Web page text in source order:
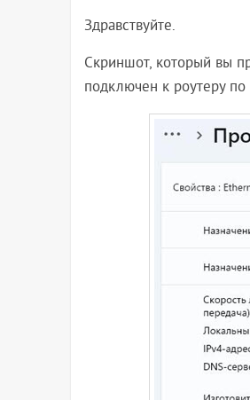
Здравствуйте.
Скриншот, который вы
подключен к роутеру по